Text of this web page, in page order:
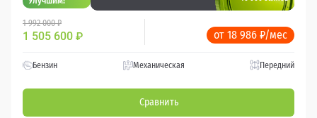
1 992 000 ₽
1 505 600 ₽ от 18 986 ₽/мес
Бензин Механическая Передний
Сравнить